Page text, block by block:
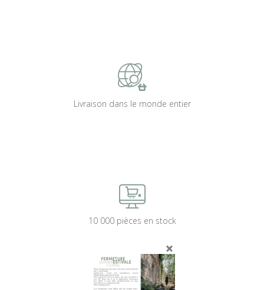
Livraison dans le monde entier
10 000 pièces en stock